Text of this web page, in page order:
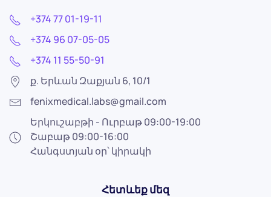
+374 77 01-19-11
+374 96 07-05-05
+374 11 55-50-91
ք. Երևան Զաքյան 6, 10/1
fenixmedical.labs@gmail.com
Երկուշաբթի - Ուրբաթ 09:00-19:00
Շաբաթ 09:00-16:00
Հանգստյան օր՝ կիրակի
Հետևեք մեզ